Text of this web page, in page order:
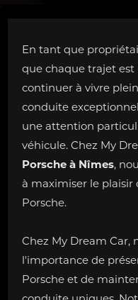
En tant que
que chaque trajet
continuer à vivre
conduite
une attention
véhicule. Chez My
Porsche à Nîmes,
à maximiser le
Porsche.
Chez My Dream Car,
l'importance de
Porsche et de